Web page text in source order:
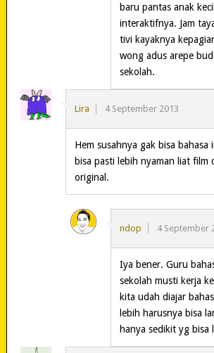
baru pantas anak
interaktifnya. Jam
tivi kayaknya
wong adus arepe
sekolah.
Lira 4 September 2013
Hem susahnya gak bisa bahasa
bisa pasti lebih nyaman liat film
original.
ndop 4 September
Iya bener. Guru
sekolah musti kerja
kita udah diajar
lebih harusnya bisa
hanya sedikit yg bisa